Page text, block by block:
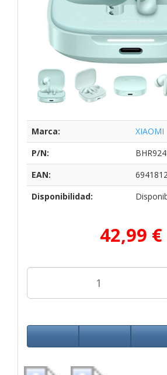
Marca:
XIAOMI
P/N:
EAN:
Disponibilidad:
42,99 €